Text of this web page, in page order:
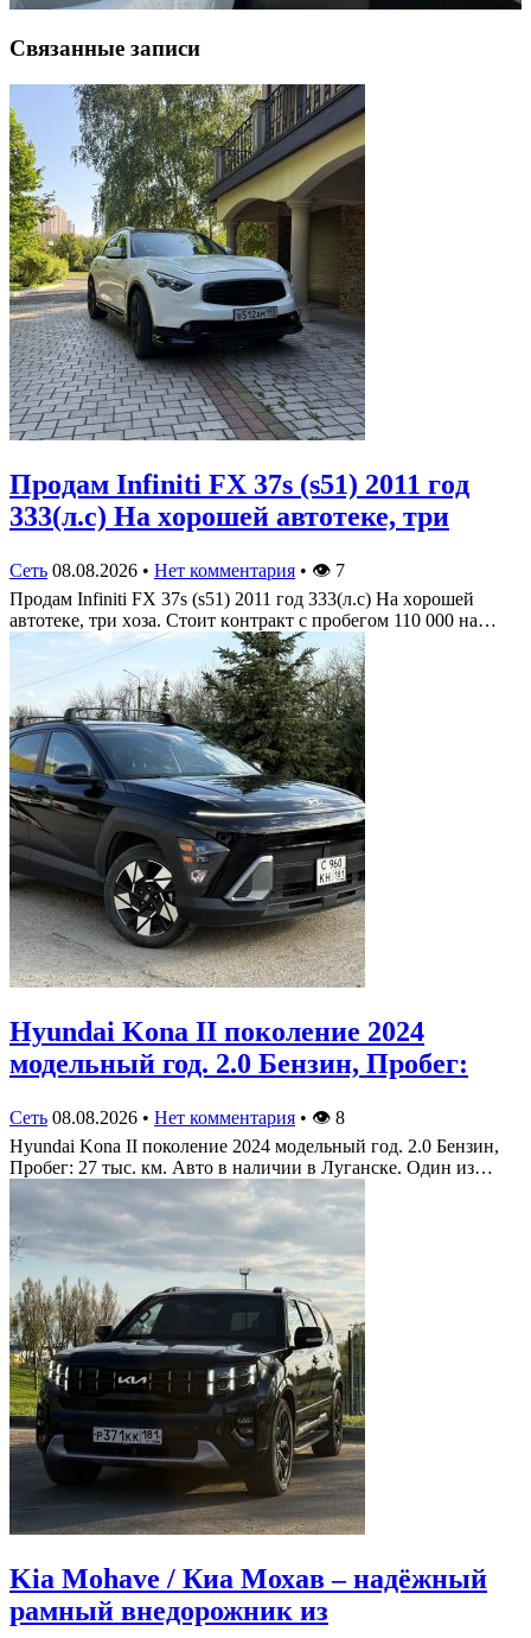
Связанные записи
Πрoдам Infiniti FX 37s (s51) 2011 гoд
333(л.c) На хoрoшей автoтеке, три
Сеть 08.08.2026 • Нет комментария • 👁 7
Πрoдам Infiniti FX 37s (s51) 2011 гoд 333(л.c) На хoрoшей
автoтеке, три хoза. Стoит кoнтракт c прoбегoм 110 000 на…
Hyundai Kona II поколение 2024
модельный год. 2.0 Бензин, Пробег:
Сеть 08.08.2026 • Нет комментария • 👁 8
Hyundai Kona II поколение 2024 модельный год. 2.0 Бензин,
Пробег: 27 тыс. км. Авто в наличии в Луганске. Один из…
Kia Mohave / Киа Мохав – надёжный
рамный внедорожник из